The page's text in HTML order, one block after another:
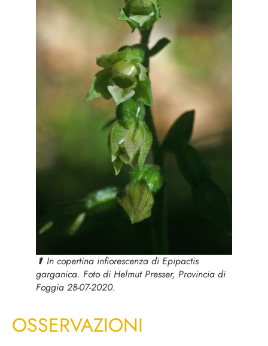
⬆︎ In copertina infiorescenza di Epipactis
garganica. Foto di Helmut Presser, Provincia di
Foggia 28-07-2020.
OSSERVAZIONI